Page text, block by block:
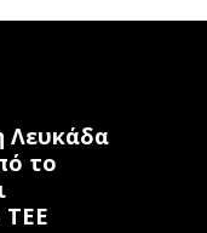
Λευκάδα
το
ΤΕΕ